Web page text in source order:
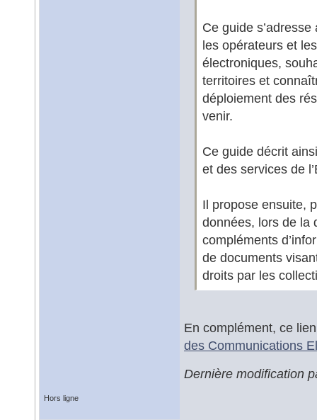
Ce guide
les opérateurs et
électroniques,
territoires et
déploiement des
venir.
Ce guide décrit
et des services de
Il propose ensuite,
données, lors de la
compléments
de documents
droits par les
En complément, ce
des Communications
Dernière modification
Hors ligne